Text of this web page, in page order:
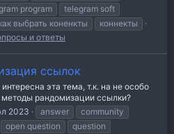
program
telegram soft
выбрать коненкты
коннекты
и ответы
ссылок
эта тема, т.к. на не особо
методы рандомизации ссылки?
2023 answer
community
open question
question